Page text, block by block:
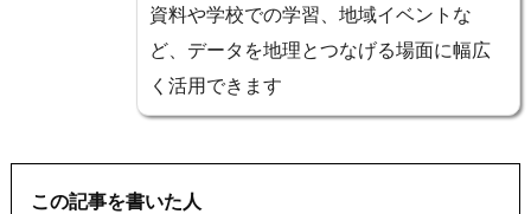
資料や学校での学習、地域イベントな
ど、データを地理とつなげる場面に幅広
く活用できます
この記事を書いた人